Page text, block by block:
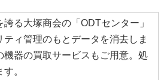
る大塚商会の「ODTセンター」
ティ管理のもとデータを消去しま
機器の買取サービスもご用意。処
。